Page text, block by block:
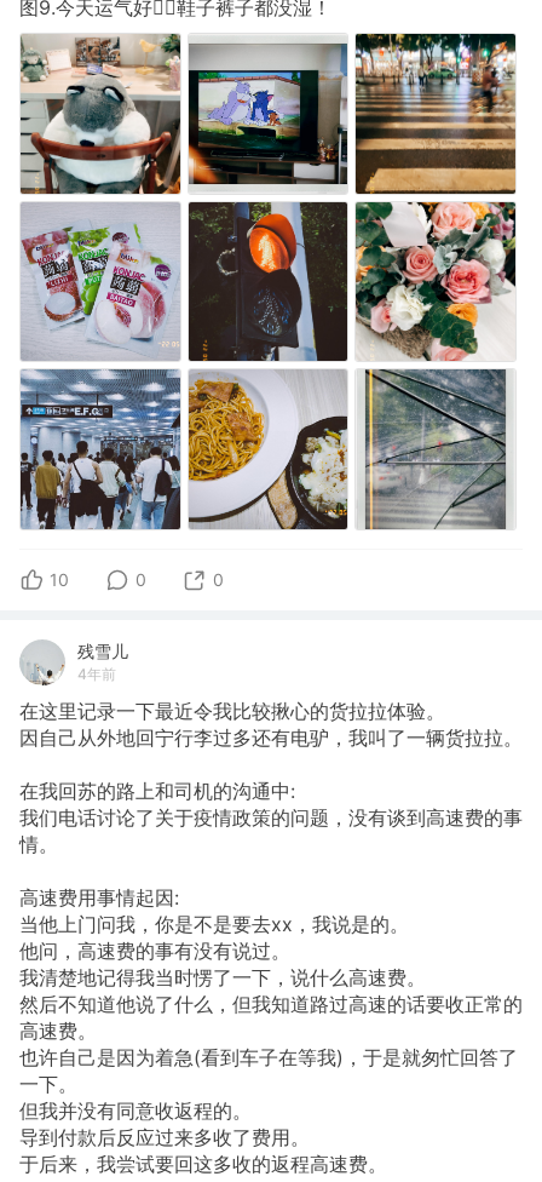
图9.今天运气好👌🏿鞋子裤子都没湿！
10 0 0
残雪儿
4年前
在这里记录一下最近令我比较揪心的货拉拉体验。
因自己从外地回宁行李过多还有电驴，我叫了一辆货拉拉。
在我回苏的路上和司机的沟通中:
我们电话讨论了关于疫情政策的问题，没有谈到高速费的事
情。
高速费用事情起因:
当他上门问我，你是不是要去xx，我说是的。
他问，高速费的事有没有说过。
我清楚地记得我当时愣了一下，说什么高速费。
然后不知道他说了什么，但我知道路过高速的话要收正常的
高速费。
也许自己是因为着急(看到车子在等我)，于是就匆忙回答了
一下。
但我并没有同意收返程的。
导到付款后反应过来多收了费用。
于后来，我尝试要回这多收的返程高速费。